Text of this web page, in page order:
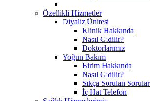
Özellikli Hizmetler
Diyaliz Ünitesi
Klinik Hakkında
Nasıl Gidilir?
Doktorlarımız
Yoğun Bakım
Birim Hakkında
Nasıl Gidilir?
Sıkça Sorulan Sorular
İç Hat Telefon